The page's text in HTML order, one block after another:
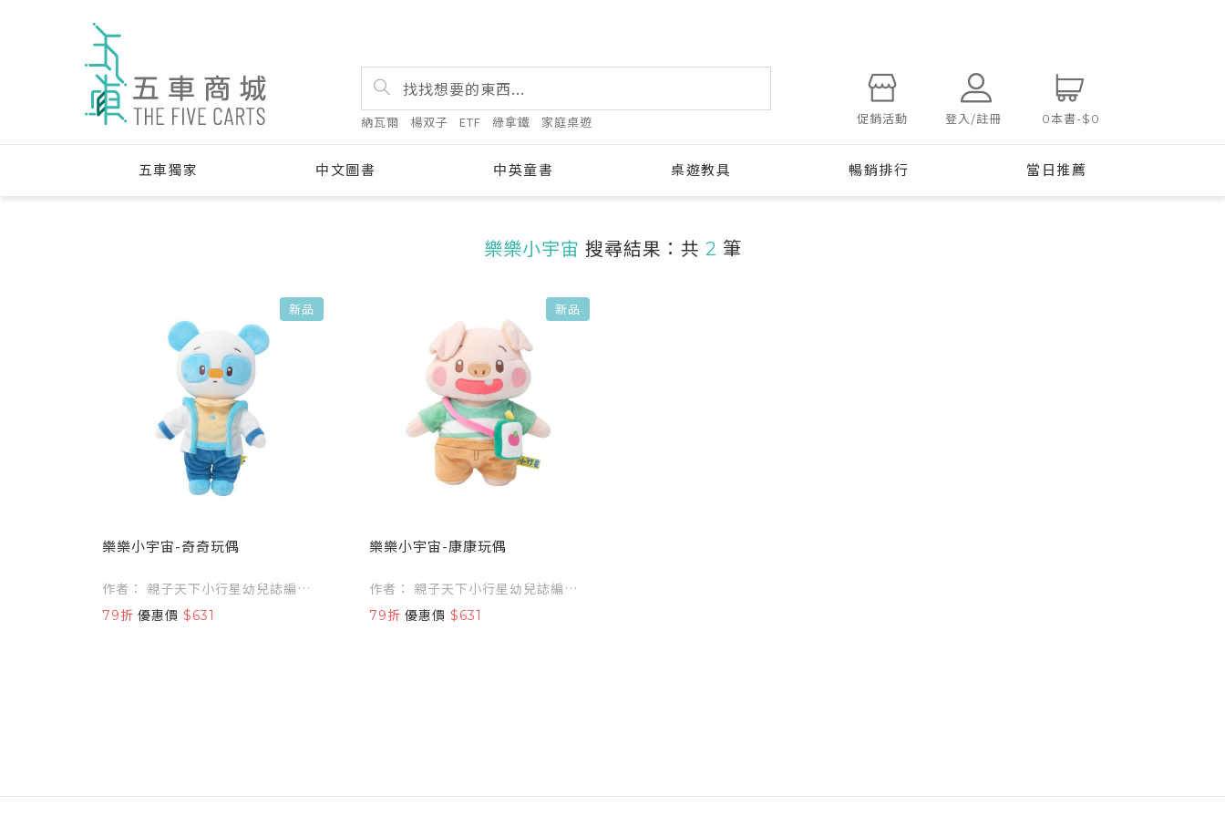
納瓦爾 楊双子 ETF 綠拿鐵 家庭桌遊 促銷活動 登入/註冊 0本書-$0
五車獨家 中文圖書 中英童書 桌遊教具 暢銷排行 當日推薦
樂樂小宇宙 搜尋結果：共 2 筆
新品
樂樂小宇宙-奇奇玩偶
作者： 親子天下小行星幼兒誌編輯
79折 優惠價 $631
新品
樂樂小宇宙-康康玩偶
作者： 親子天下小行星幼兒誌編輯
79折 優惠價 $631